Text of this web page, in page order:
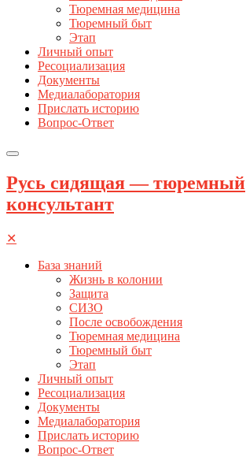
Тюремная медицина
Тюремный быт
Этап
Личный опыт
Ресоциализация
Документы
Медиалаборатория
Прислать историю
Вопрос-Ответ
Русь сидящая — тюремный
консультант
✕
База знаний
Жизнь в колонии
Защита
СИЗО
После освобождения
Тюремная медицина
Тюремный быт
Этап
Личный опыт
Ресоциализация
Документы
Медиалаборатория
Прислать историю
Вопрос-Ответ